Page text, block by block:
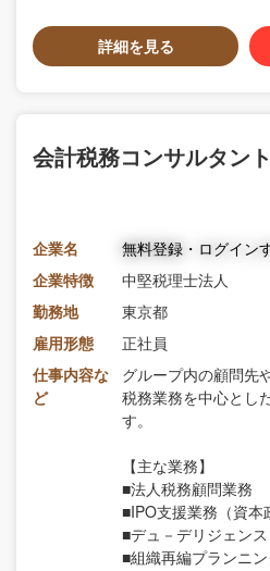
詳細を見る
会計税務コンサルタント
企業名
無料登録・ログイン
企業特徴
中堅税理士法人
勤務地
東京都
雇用形態
正社員
仕事内容な
ど
グループ内の顧問先
税務業務を中心とし
す。
【主な業務】
■法人税務顧問業務
■IPO支援業務（資本
■デュ－デリジェンス
■組織再編プランニ